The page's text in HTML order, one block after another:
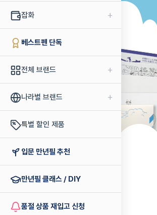
잡화 +
베스트펜 단독
전체 브랜드 +
나라별 브랜드 +
특별 할인 제품
입문 만년필 추천
만년필 클래스 / DIY
품절 상품 재입고 신청